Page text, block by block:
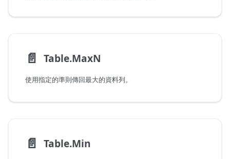
📄️ Table.MaxN
使用指定的準則傳回最大的資料列。
📄️ Table.Min